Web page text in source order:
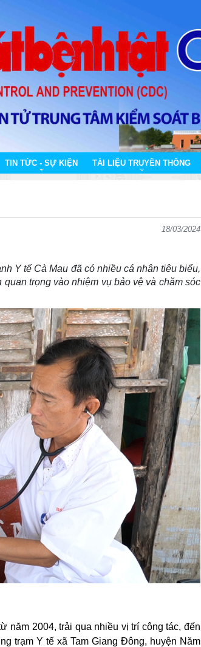
TIN TỨC - SỰ KIỆN TÀI LIỆU TRUYỀN THÔNG
18/03/2024
Y tế Cà Mau đã có nhiều cá nhân tiêu biểu,
trọng vào nhiệm vụ bảo vệ và chăm sóc
năm 2004, trải qua nhiều vị trí công tác, đến
trạm Y tế xã Tam Giang Đông, huyện Năm